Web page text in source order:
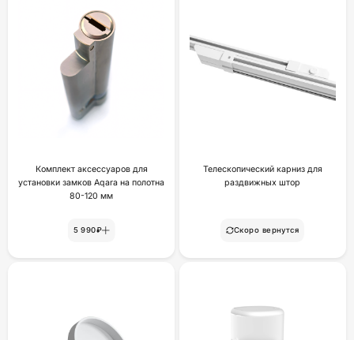
Комплект аксессуаров для
установки замков Aqara на полотна
80-120 мм
5 990₽
Телескопический карниз для
раздвижных штор
Скоро вернутся